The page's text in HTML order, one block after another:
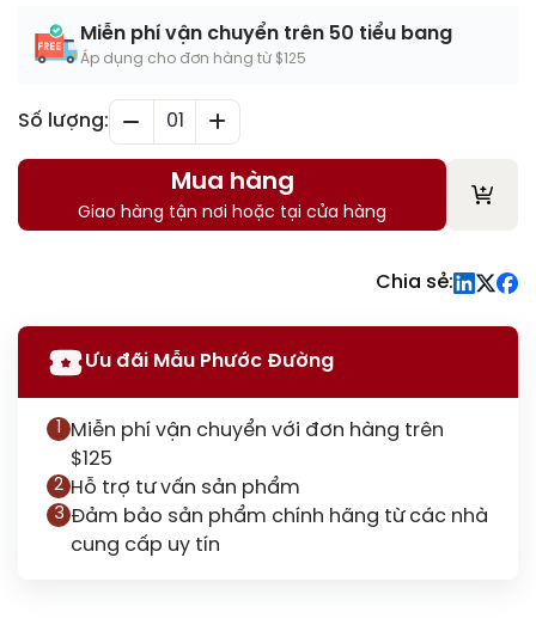
Miễn phí vận chuyển trên 50 tiểu bang
Áp dụng cho đơn hàng từ $125
Số lượng: 01
Mua hàng
Giao hàng tận nơi hoặc tại cửa hàng
Chia sẻ:
Ưu đãi Mẫu Phước Đường
1
Miễn phí vận chuyển với đơn hàng trên
$125
2 Hỗ trợ tư vấn sản phẩm
3 Đảm bảo sản phẩm chính hãng từ các nhà
cung cấp uy tín